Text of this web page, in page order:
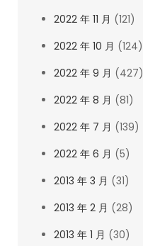
2022 年 11 月 (121)
2022 年 10 月 (124)
2022 年 9 月 (427)
2022 年 8 月 (81)
2022 年 7 月 (139)
2022 年 6 月 (5)
2013 年 3 月 (31)
2013 年 2 月 (28)
2013 年 1 月 (30)